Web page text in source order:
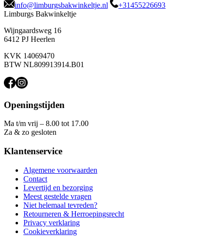
info@limburgsbakwinkeltje.nl
+31455226693
Limburgs Bakwinkeltje
Wijngaardsweg 16
6412 PJ Heerlen
KVK 14069470
BTW NL809913914.B01
Openingstijden
Ma t/m vrij – 8.00 tot 17.00
Za & zo gesloten
Klantenservice
Algemene voorwaarden
Contact
Levertijd en bezorging
Meest gestelde vragen
Niet helemaal tevreden?
Retourneren & Herroepingsrecht
Privacy verklaring
Cookieverklaring